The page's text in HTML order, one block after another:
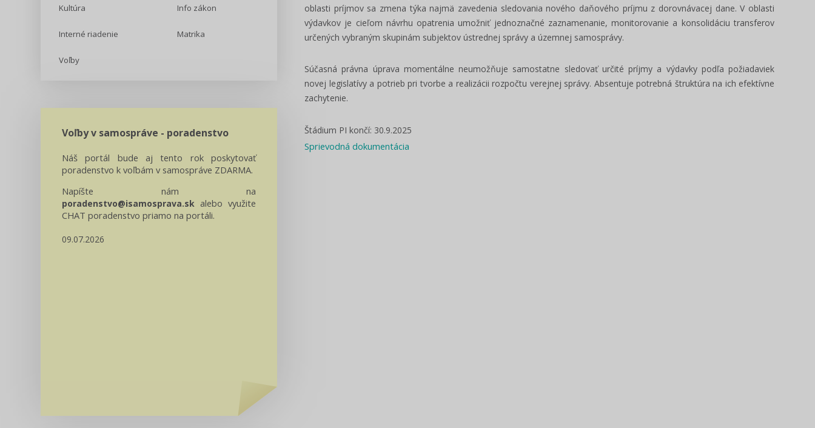
Kultúra Info zákon
Interné riadenie Matrika
Voľby
Voľby v samospráve - poradenstvo
Náš portál bude aj tento rok poskytovať
poradenstvo k voľbám v samospráve ZDARMA.
Napíšte nám na
poradenstvo@isamosprava.sk alebo využite
CHAT poradenstvo priamo na portáli.
09.07.2026
oblasti príjmov sa zmena týka najmä zavedenia sledovania nového daňového príjmu z dorovnávacej dane. V oblasti
výdavkov je cieľom návrhu opatrenia umožniť jednoznačné zaznamenanie, monitorovanie a konsolidáciu transferov
určených vybraným skupinám subjektov ústrednej správy a územnej samosprávy.
Súčasná právna úprava momentálne neumožňuje samostatne sledovať určité príjmy a výdavky podľa požiadaviek
novej legislatívy a potrieb pri tvorbe a realizácii rozpočtu verejnej správy. Absentuje potrebná štruktúra na ich efektívne
zachytenie.
Štádium PI končí: 30.9.2025
Sprievodná dokumentácia